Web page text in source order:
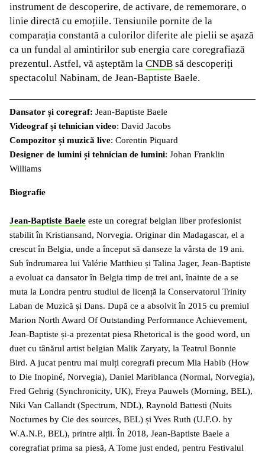
instrument de descoperire, de activare, de rememorare, o
linie directă cu emoțiile. Tensiunile pornite de la
comparația constantă a culorilor diferite ale pielii se așază
ca un fundal al amintirilor sub energia care coregrafiază
prezentul. Astfel, vă așteptăm la CNDB să descoperiți
spectacolul Nabinam, de Jean-Baptiste Baele.
Dansator și coregraf: Jean-Baptiste Baele
Videograf și tehnician video: David Jacobs
Compozitor și muzică live: Corentin Piquard
Designer de lumini și tehnician de lumini: Johan Franklin
Williams
Biografie
Jean-Baptiste Baele este un coregraf belgian liber profesionist
stabilit în Kristiansand, Norvegia. Originar din Madagascar, el a
crescut în Belgia, unde a început să danseze la vârsta de 19 ani.
Sub îndrumarea lui Valérie Matthieu și Talina Jager, Jean-Baptiste
a evoluat ca dansator în Belgia timp de trei ani, înainte de a se
muta la Londra pentru studiul de licență la Conservatorul Trinity
Laban de Muzică și Dans. După ce a absolvit în 2015 cu premiul
Marion North Award Of Outstanding Performance Achievement,
Jean-Baptiste și-a prezentat piesa Rhetorical is the good word, un
duet cu tânărul artist belgian Malik Zaryaty, la Teatrul Bonnie
Bird. A jucat pentru mai mulți coregrafi precum Mia Habib (How
to Die Inopiné, Norvegia), Daniel Mariblanca (Normal, Norvegia),
Fred Gehrig (Synchronicity, UK), Freya Pauwels (Morning, BEL),
Niki Van Callandt (Spectrum, NDL), Raynold Battesti (Nuits
Nocturnes by Cie des sources, BEL) și Yves Ruth (U.F.O. by
W.A.N.P., BEL), printre alții. În 2018, Jean-Baptiste Baele a
coregrafiat prima sa piesă, A Tome just ended, pentru Festivalul